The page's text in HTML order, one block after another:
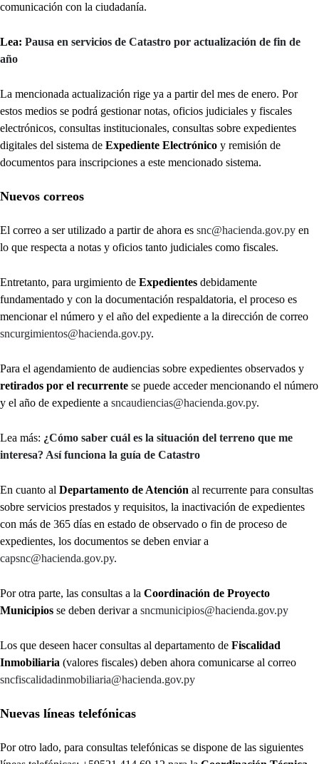
comunicación con la ciudadanía.
Lea: Pausa en servicios de Catastro por actualización de fin de
año
La mencionada actualización rige ya a partir del mes de enero. Por
estos medios se podrá gestionar notas, oficios judiciales y fiscales
electrónicos, consultas institucionales, consultas sobre expedientes
digitales del sistema de Expediente Electrónico y remisión de
documentos para inscripciones a este mencionado sistema.
Nuevos correos
El correo a ser utilizado a partir de ahora es snc@hacienda.gov.py en
lo que respecta a notas y oficios tanto judiciales como fiscales.
Entretanto, para urgimiento de Expedientes debidamente
fundamentado y con la documentación respaldatoria, el proceso es
mencionar el número y el año del expediente a la dirección de correo
sncurgimientos@hacienda.gov.py.
Para el agendamiento de audiencias sobre expedientes observados y
retirados por el recurrente se puede acceder mencionando el número
y el año de expediente a sncaudiencias@hacienda.gov.py.
Lea más: ¿Cómo saber cuál es la situación del terreno que me
interesa? Así funciona la guía de Catastro
En cuanto al Departamento de Atención al recurrente para consultas
sobre servicios prestados y requisitos, la inactivación de expedientes
con más de 365 días en estado de observado o fin de proceso de
expedientes, los documentos se deben enviar a
capsnc@hacienda.gov.py.
Por otra parte, las consultas a la Coordinación de Proyecto
Municipios se deben derivar a sncmunicipios@hacienda.gov.py
Los que deseen hacer consultas al departamento de Fiscalidad
Inmobiliaria (valores fiscales) deben ahora comunicarse al correo
sncfiscalidadinmobiliaria@hacienda.gov.py
Nuevas líneas telefónicas
Por otro lado, para consultas telefónicas se dispone de las siguientes